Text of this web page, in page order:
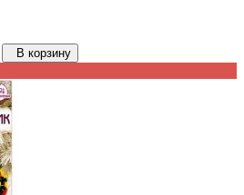
В корзину